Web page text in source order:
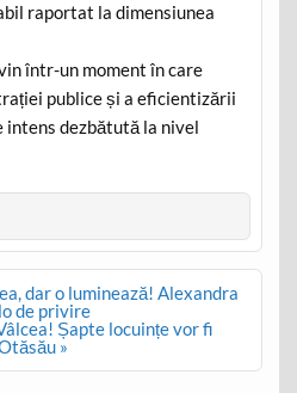
raportat la dimensiunea
într-un moment în care
publice și a eficientizării
dezbătută la nivel
dar o luminează! Alexandra
de privire
Șapte locuințe vor fi
»